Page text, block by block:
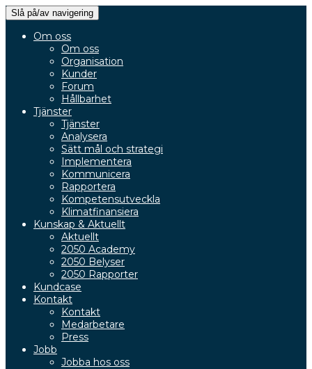
Slå på/av navigering
Om oss
Om oss
Organisation
Kunder
Forum
Hållbarhet
Tjänster
Tjänster
Analysera
Sätt mål och strategi
Implementera
Kommunicera
Rapportera
Kompetensutveckla
Klimatfinansiera
Kunskap & Aktuellt
Aktuellt
2050 Academy
2050 Belyser
2050 Rapporter
Kundcase
Kontakt
Kontakt
Medarbetare
Press
Jobb
Jobba hos oss